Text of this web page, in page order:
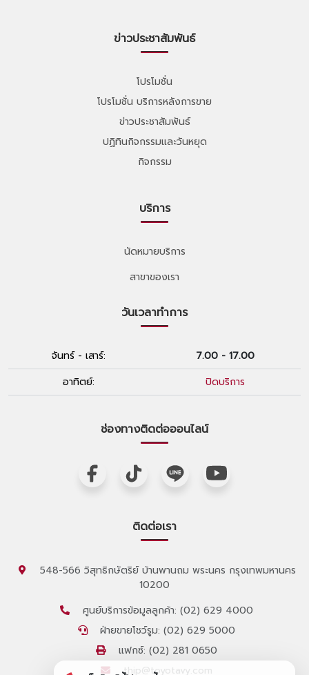
ข่าวประชาสัมพันธ์
โปรโมชั่น
โปรโมชั่น บริการหลังการขาย
ข่าวประชาสัมพันธ์
ปฏิทินกิจกรรมและวันหยุด
กิจกรรม
บริการ
นัดหมายบริการ
สาขาของเรา
วันเวลาทำการ
จันทร์ - เสาร์:
7.00 - 17.00
อาทิตย์:
ปิดบริการ
ช่องทางติดต่อออนไลน์
ติดต่อเรา
548-566 วิสุทธิกษัตริย์ บ้านพานถม พระนคร กรุงเทพมหานคร
10200
ศูนย์บริการข้อมูลลูกค้า: (02) 629 4000
ฝ่ายขายโชว์รูม: (02) 629 5000
แฟกซ์: (02) 281 0650
thip@toyotavy.com